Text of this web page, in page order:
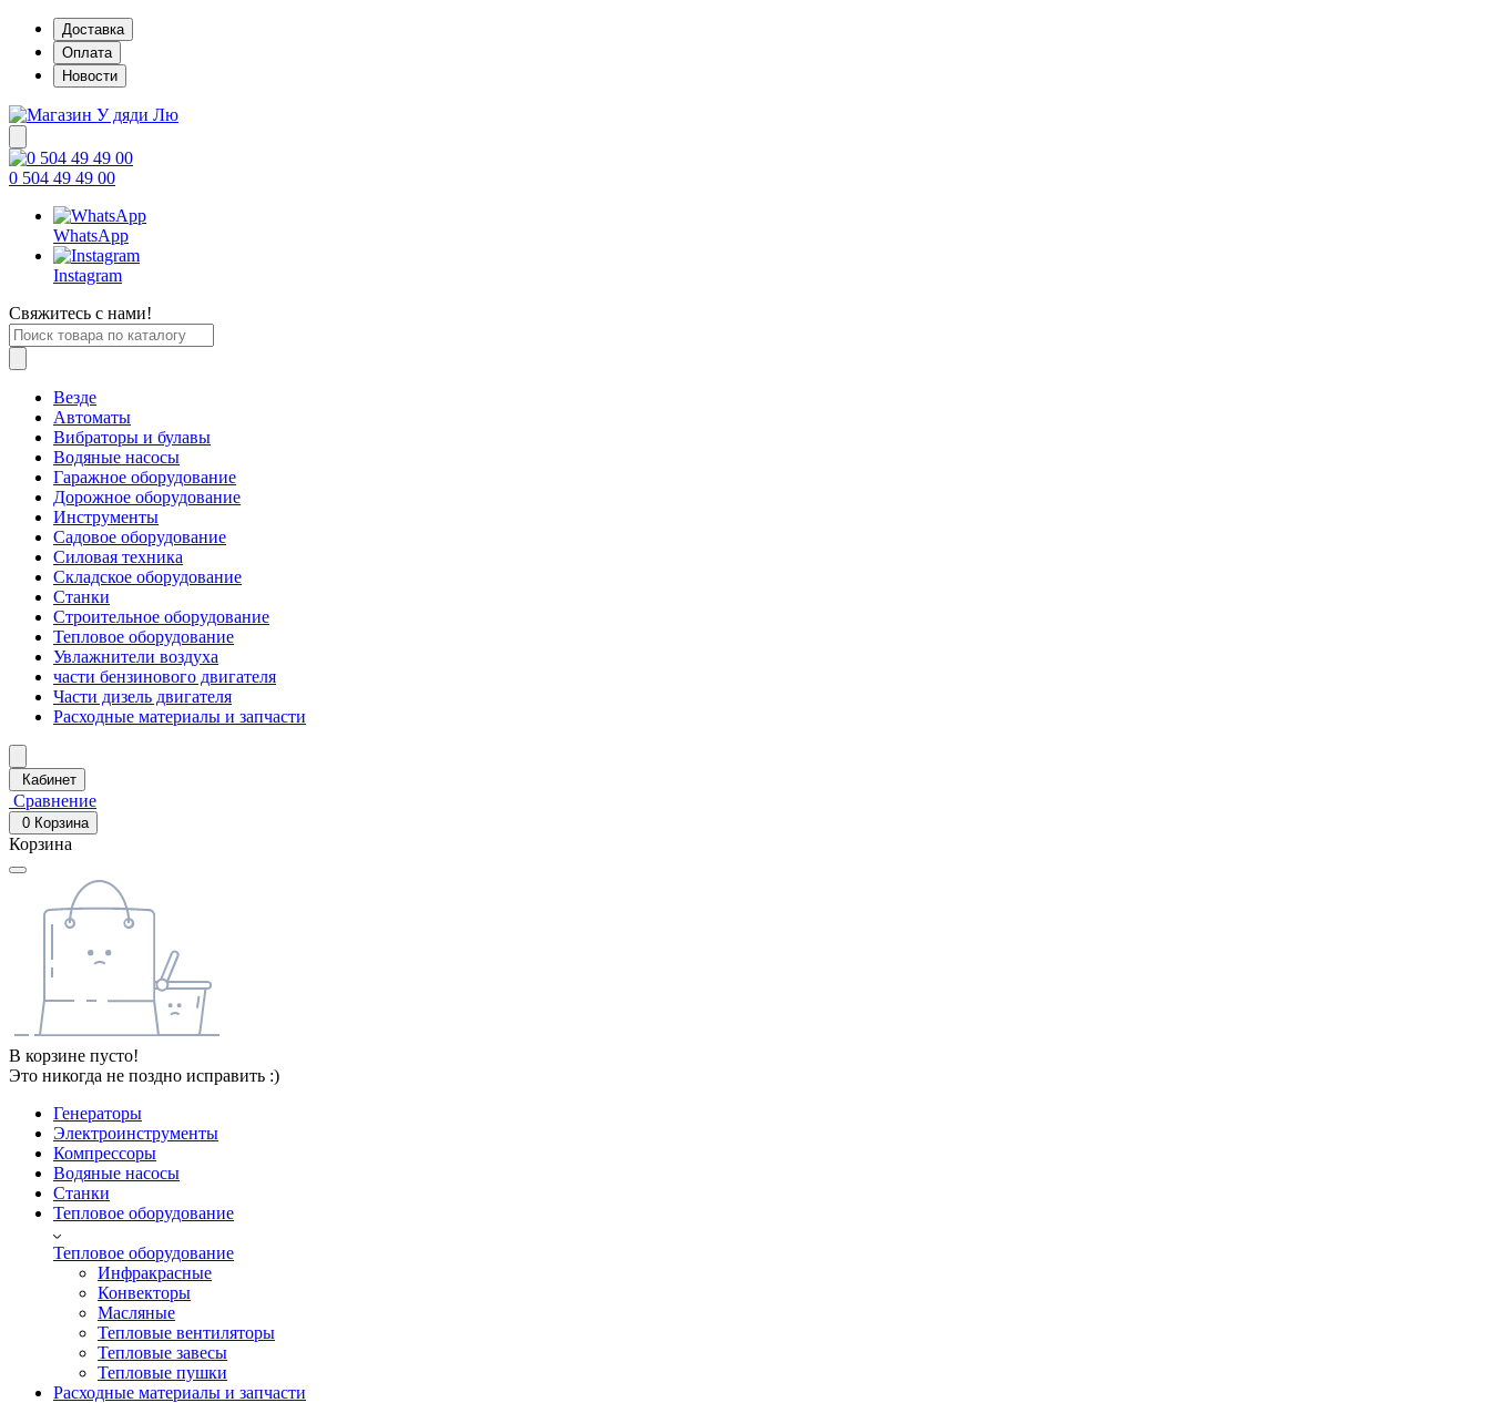
Доставка
Оплата
Новости
0 504 49 49 00
WhatsApp
Instagram
Свяжитесь с нами!
Везде
Автоматы
Вибраторы и булавы
Водяные насосы
Гаражное оборудование
Дорожное оборудование
Инструменты
Садовое оборудование
Силовая техника
Складское оборудование
Станки
Строительное оборудование
Тепловое оборудование
Увлажнители воздуха
части бензинового двигателя
Части дизель двигателя
Расходные материалы и запчасти
Кабинет
Сравнение
0 Корзина
Корзина
В корзине пусто!
Это никогда не поздно исправить :)
Генераторы
Электроинструменты
Компрессоры
Водяные насосы
Станки
Тепловое оборудование
Тепловое оборудование
Инфракрасные
Конвекторы
Масляные
Тепловые вентиляторы
Тепловые завесы
Тепловые пушки
Расходные материалы и запчасти